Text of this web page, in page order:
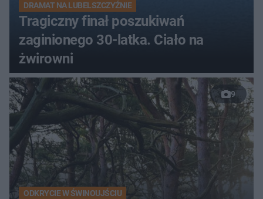
DRAMAT NA LUBELSZCZYŹNIE
Tragiczny finał poszukiwań
zaginionego 30-latka. Ciało na
żwirowni
9
ODKRYCIE W ŚWINOUJŚCIU